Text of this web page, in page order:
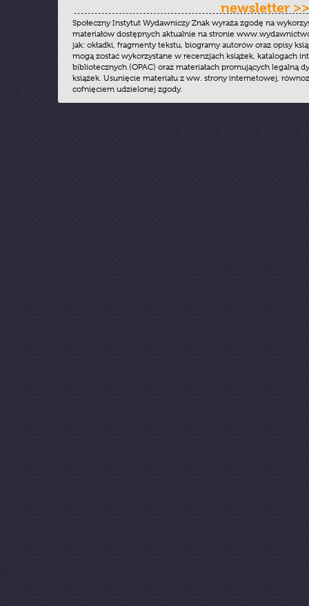
newsletter >>
Społeczny Instytut Wydawniczy Znak wyraża zgodę na
materiałów dostępnych aktualnie na stronie
jak: okładki, fragmenty tekstu, biogramy autorów oraz opisy
mogą zostać wykorzystane w recenzjach książek, katalogach
bibliotecznych (OPAC) oraz materiałach promujących legalną
książek. Usunięcie materiału z ww. strony internetowej,
cofnięciem udzielonej zgody.